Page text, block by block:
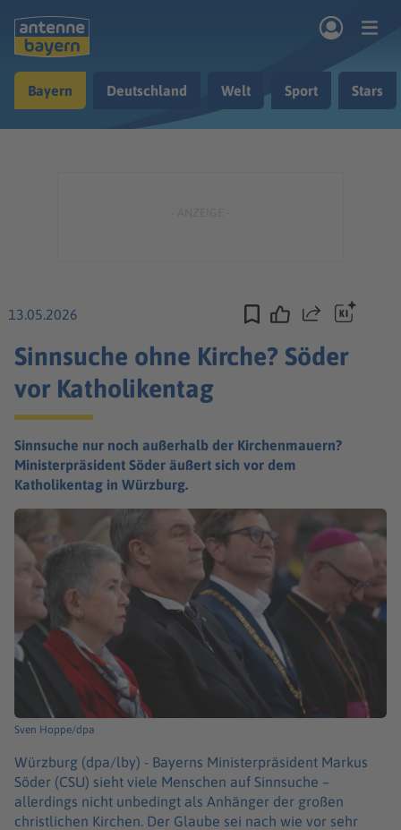
Musik & Radio
Bayern Deutschland Welt Sport Stars
13.05.2026 Teilen
Sinnsuche ohne Kirche? Söder
vor Katholikentag
Sinnsuche nur noch außerhalb der Kirchenmauern?
Ministerpräsident Söder äußert sich vor dem
Katholikentag in Würzburg.
Sven Hoppe/dpa
Würzburg (dpa/lby) - Bayerns Ministerpräsident Markus
Söder (CSU) sieht viele Menschen auf Sinnsuche –
allerdings nicht unbedingt als Anhänger der großen
christlichen Kirchen. Der Glaube sei nach wie vor sehr